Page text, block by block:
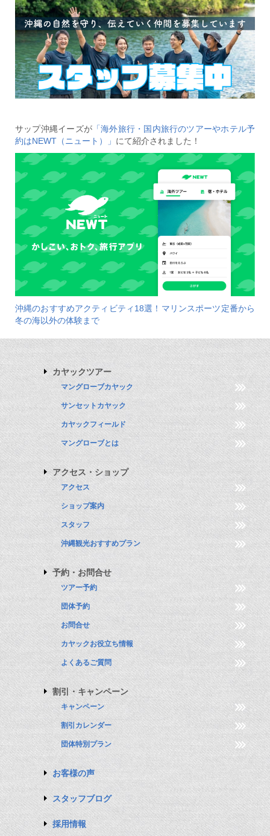
サップ沖縄イーズが 「海外旅行・国内旅行のツアーやホテル予
約はNEWT（ニュート）」 にて紹介されました！
沖縄のおすすめアクティビティ18選！マリンスポーツ定番から
冬の海以外の体験まで
カヤックツアー
マングローブカヤック
サンセットカヤック
カヤックフィールド
マングローブとは
アクセス・ショップ
アクセス
ショップ案内
スタッフ
沖縄観光おすすめプラン
予約・お問合せ
ツアー予約
団体予約
お問合せ
カヤックお役立ち情報
よくあるご質問
割引・キャンペーン
キャンペーン
割引カレンダー
団体特別プラン
お客様の声
スタッフブログ
採用情報